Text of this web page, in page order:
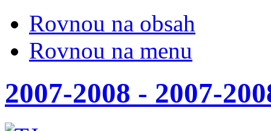
Rovnou na obsah
Rovnou na menu
2007-2008 - 2007-